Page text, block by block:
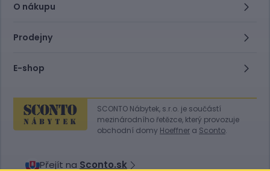
O nákupu
Prodejny
E-shop
SCONTO Nábytek, s.r.o. je součástí
mezinárodního řetězce, který provozuje
obchodní domy Hoeffner a Sconto.
Přejít na Sconto.sk